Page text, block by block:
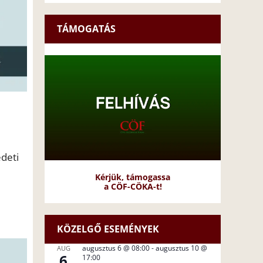
TÁMOGATÁS
Kérjük, támogassa
a CÖF-CÖKA-t!
KÖZELGŐ ESEMÉNYEK
AUG augusztus 6 @ 08:00-augusztus 10 @
17:00